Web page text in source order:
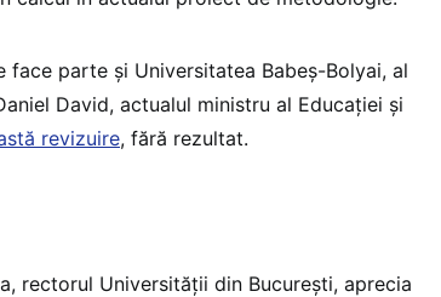
face parte și Universitatea Babeș-Bolyai, al
David, actualul ministru al Educației și
revizuire, fără rezultat.
rectorul Universității din București, aprecia